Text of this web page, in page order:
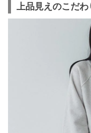
上品見えのこだ